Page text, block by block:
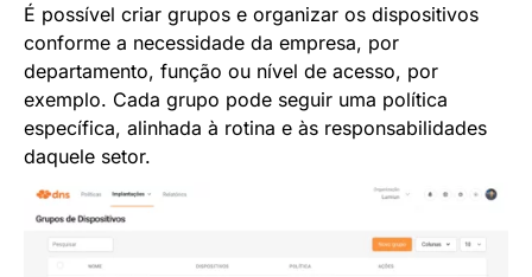
É possível criar grupos e organizar os dispositivos
conforme a necessidade da empresa, por
departamento, função ou nível de acesso, por
exemplo. Cada grupo pode seguir uma política
específica, alinhada à rotina e às responsabilidades
daquele setor.